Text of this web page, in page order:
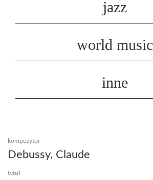
jazz
world music
inne
kompozytor
Debussy, Claude
tytuł